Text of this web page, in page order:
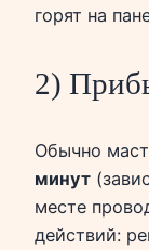
горят на
2)
Обычно
минут
месте
действий: